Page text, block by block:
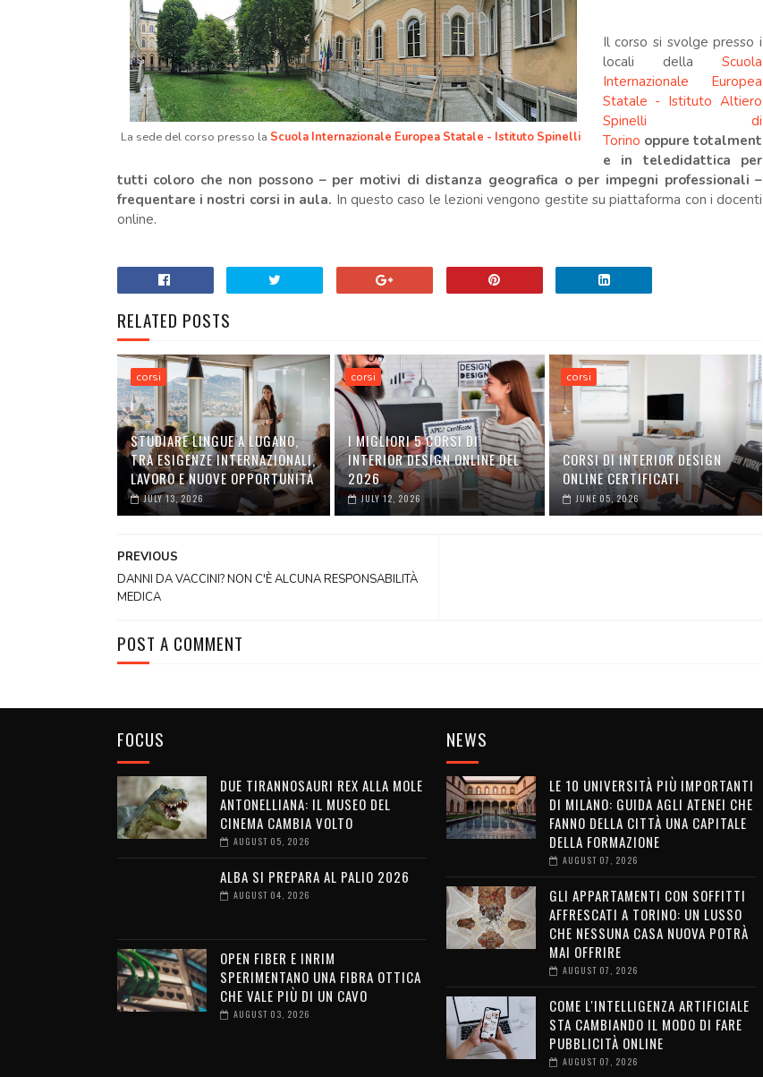
La sede del corso presso la Scuola Internazionale Europea Statale - Istituto Spinelli
Il corso si svolge presso i
locali dellaScuola
Internazionale Europea
Statale - Istituto Altiero
Spinelli di
Torino oppure totalment
e in teledidattica per
tutti coloro che non possono – per motivi di distanza geografica o per impegni professionali –
frequentare i nostri corsi in aula. In questo caso le lezioni vengono gestite su piattaforma con i docenti
online.
RELATED POSTS
corsi
STUDIARE LINGUE A LUGANO,
TRA ESIGENZE INTERNAZIONALI,
LAVORO E NUOVE OPPORTUNITÀ
JULY 13, 2026
corsi
I MIGLIORI 5 CORSI DI
INTERIOR DESIGN ONLINE DEL
2026
JULY 12, 2026
corsi
CORSI DI INTERIOR DESIGN
ONLINE CERTIFICATI
JUNE 05, 2026
PREVIOUS
DANNI DA VACCINI? NON C'È ALCUNA RESPONSABILITÀ
MEDICA
POST A COMMENT
FOCUS
DUE TIRANNOSAURI REX ALLA MOLE
ANTONELLIANA: IL MUSEO DEL
CINEMA CAMBIA VOLTO
AUGUST 05, 2026
ALBA SI PREPARA AL PALIO 2026
AUGUST 04, 2026
OPEN FIBER E INRIM
SPERIMENTANO UNA FIBRA OTTICA
CHE VALE PIÙ DI UN CAVO
AUGUST 03, 2026
NEWS
LE 10 UNIVERSITÀ PIÙ IMPORTANTI
DI MILANO: GUIDA AGLI ATENEI CHE
FANNO DELLA CITTÀ UNA CAPITALE
DELLA FORMAZIONE
AUGUST 07, 2026
GLI APPARTAMENTI CON SOFFITTI
AFFRESCATI A TORINO: UN LUSSO
CHE NESSUNA CASA NUOVA POTRÀ
MAI OFFRIRE
AUGUST 07, 2026
COME L'INTELLIGENZA ARTIFICIALE
STA CAMBIANDO IL MODO DI FARE
PUBBLICITÀ ONLINE
AUGUST 07, 2026